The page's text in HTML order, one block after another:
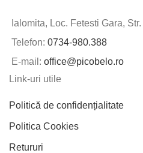
Ialomita, Loc. Fetesti Gara,
Telefon: 0734-980.388
E-mail: office@picobelo.ro
Link-uri utile
Politică de confidențialitate
Politica Cookies
Retururi